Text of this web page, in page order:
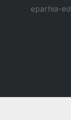
eparhia-